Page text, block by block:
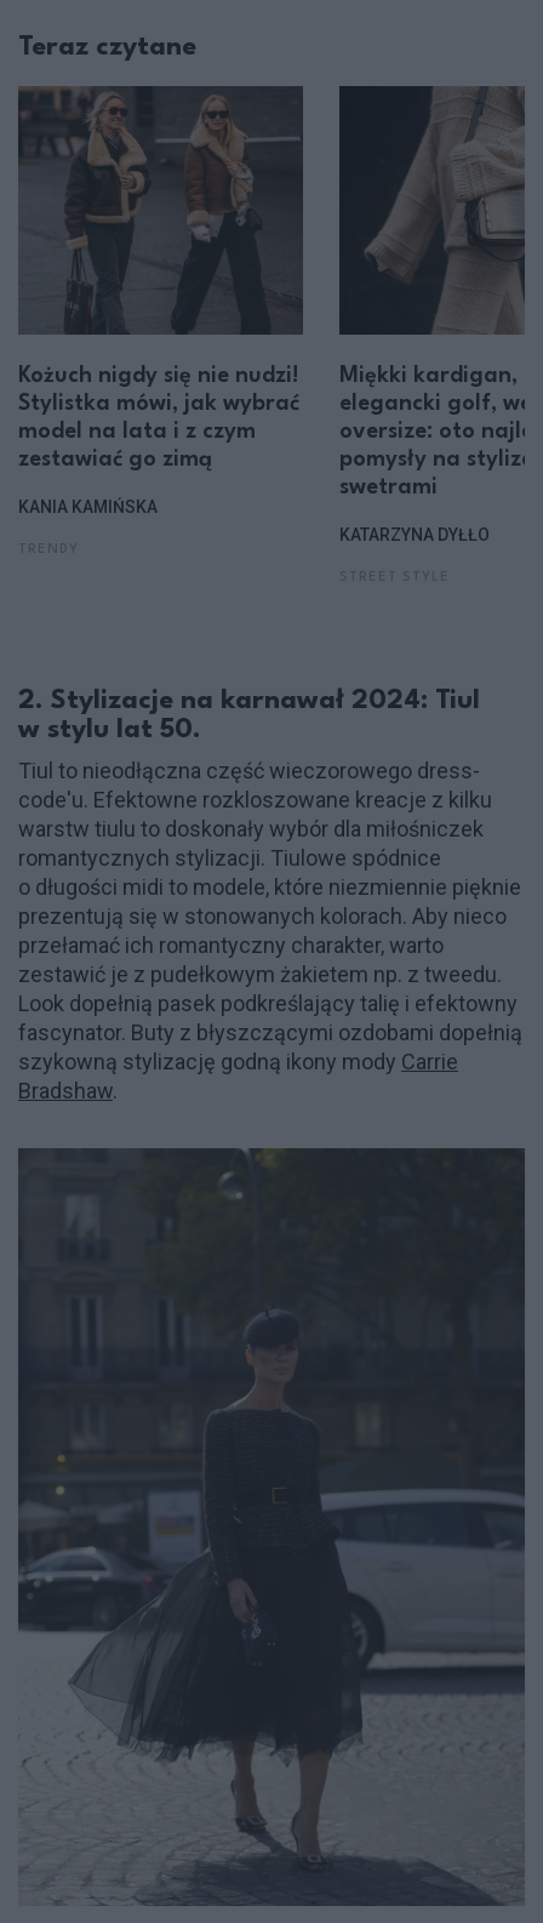
Teraz czytane
Kożuch nigdy się nie nudzi!
Stylistka mówi, jak wybrać
model na lata i z czym
zestawiać go zimą
KANIA KAMIŃSKA
Miękki kardigan,
elegancki golf,
oversize: oto
pomysły na
swetrami
KATARZYNA DYŁŁO
2. Stylizacje na karnawał 2024: Tiul
w stylu lat 50.
Tiul to nieodłączna część wieczorowego dress-
code'u. Efektowne rozkloszowane kreacje z kilku
warstw tiulu to doskonały wybór dla miłośniczek
romantycznych stylizacji. Tiulowe spódnice
o długości midi to modele, które niezmiennie pięknie
prezentują się w stonowanych kolorach. Aby nieco
przełamać ich romantyczny charakter, warto
zestawić je z pudełkowym żakietem np. z tweedu.
Look dopełnią pasek podkreślający talię i efektowny
fascynator. Buty z błyszczącymi ozdobami dopełnią
szykowną stylizację godną ikony mody Carrie
Bradshaw.